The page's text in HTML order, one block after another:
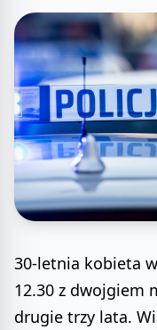
30-letnia kobieta
12.30 z dwojgiem
drugie trzy lata.